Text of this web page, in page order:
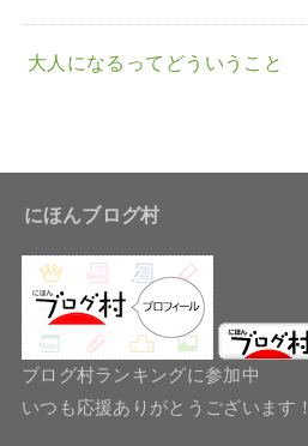
大人になるってどういうこと
にほんブログ村
ブログ村ランキングに参加中
いつも応援ありがとうございます！